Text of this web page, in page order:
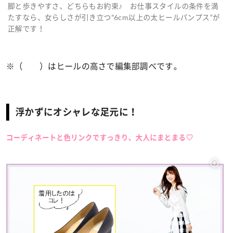
脚と歩きやすさ、どちらもお約束♪ お仕事スタイルの条件を満
たすなら、女らしさが引き立つ“6cm以上の太ヒールパンプス”が
正解です！
※（ ）はヒールの高さで編集部調べです。
浮かずにオシャレな足元に！
コーディネートと色リンクですっきり、大人にまとまる♡